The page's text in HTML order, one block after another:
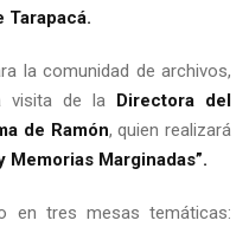
Tarapacá.
la comunidad de archivos,
visita de la Directora del
de Ramón, quien realizará
Memorias Marginadas”.
en tres mesas temáticas: